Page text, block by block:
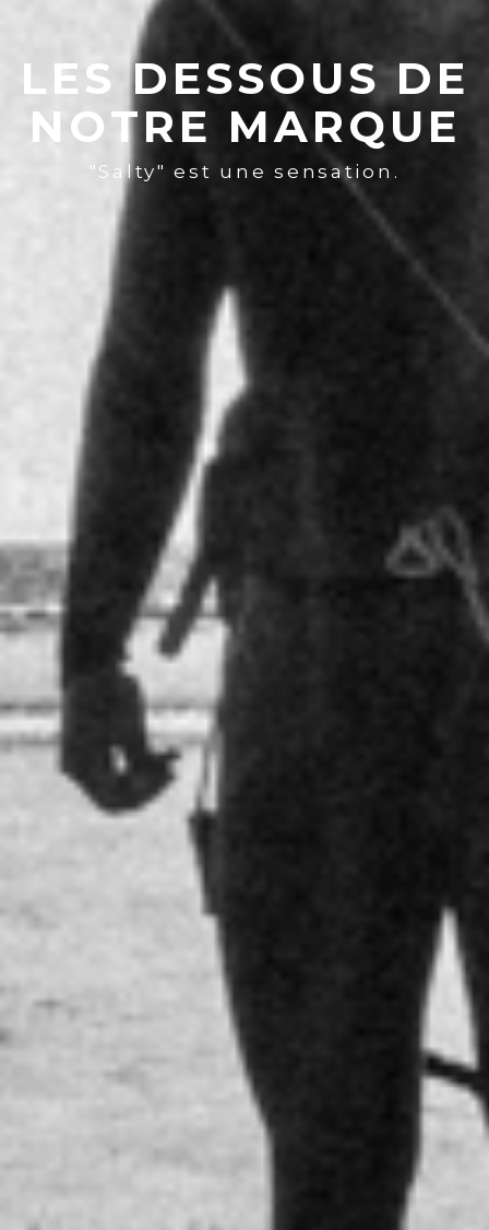
LES DESSOUS DE
NOTRE MARQUE
"Salty" est une sensation.